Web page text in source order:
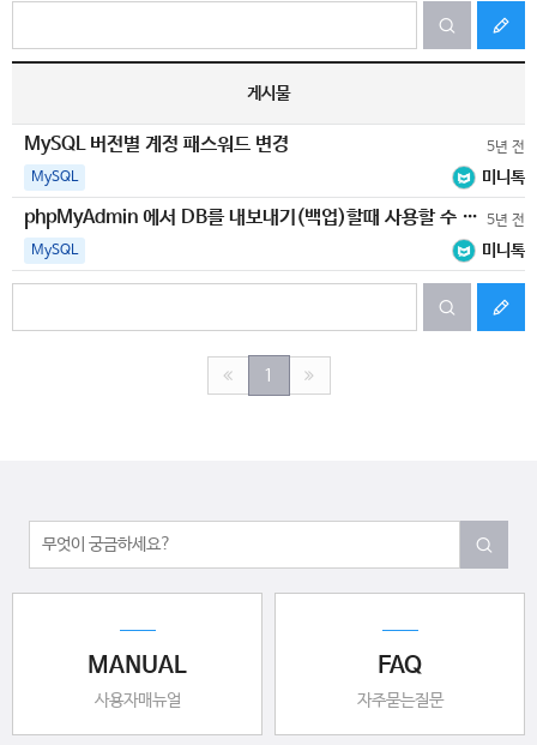
게시물
5년 전
MySQL 버전별 계정 패스워드 변경
MySQL 미니톡
5년 전
phpMyAdmin 에서 DB를 내보내기(백업)할때 사용할 수 있는 유용한 팁
MySQL 미니톡
1
MANUAL
사용자매뉴얼
FAQ
자주묻는질문